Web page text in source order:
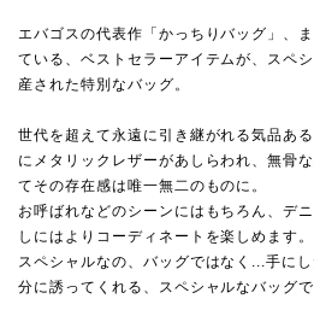
エバゴスの代表作「かっちりバッグ」、
ている、ベストセラーアイテムが、スペ
産された特別なバッグ。
世代を超えて永遠に引き継がれる気品あ
にメタリックレザーがあしらわれ、無骨
てその存在感は唯一無二のものに。
お呼ばれなどのシーンにはもちろん、デ
しにはよりコーディネートを楽しめます。
スペシャルなの、バッグではなく...手に
分に誘ってくれる、スペシャルなバッグで